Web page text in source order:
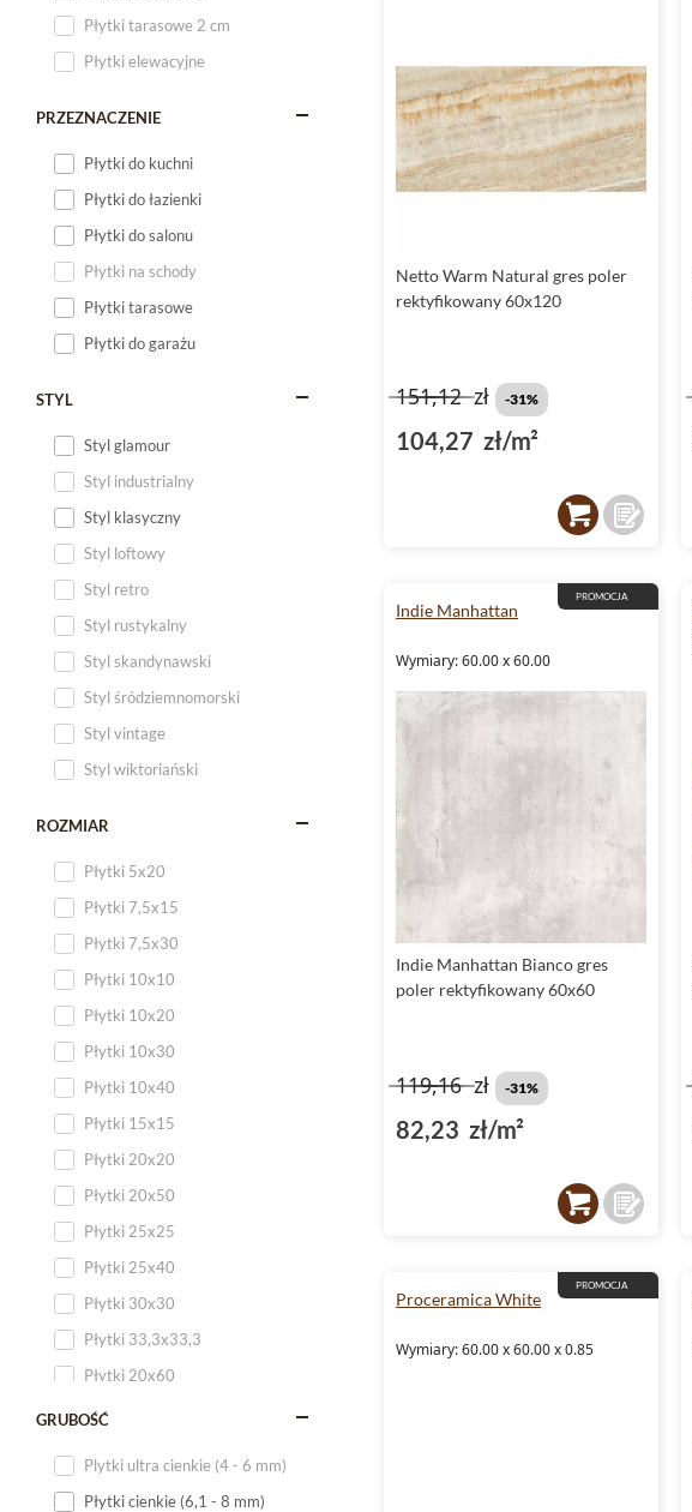
Płytki tarasowe 2 cm
Płytki elewacyjne
PRZEZNACZENIE
Płytki do kuchni
Płytki do łazienki
Płytki do salonu
Płytki na schody
Płytki tarasowe
Płytki do garażu
STYL
Styl glamour
Styl industrialny
Styl klasyczny
Styl loftowy
Styl retro
Styl rustykalny
Styl skandynawski
Styl śródziemnomorski
Styl vintage
Styl wiktoriański
ROZMIAR
Płytki 5x20
Płytki 7,5x15
Płytki 7,5x30
Płytki 10x10
Płytki 10x20
Płytki 10x30
Płytki 10x40
Płytki 15x15
Płytki 20x20
Płytki 20x50
Płytki 25x25
Płytki 25x40
Płytki 30x30
Płytki 33,3x33,3
Płytki 20x60
Płytki 20x120
GRUBOŚĆ
Plytki ultra cienkie (4 - 6 mm)
Płytki cienkie (6,1 - 8 mm)
Netto Warm Natural gres poler
rektyfikowany 60x120
151,12zł -31%
104,27 zł/m²
PROMOCJA
Indie Manhattan
Wymiary: 60.00 x 60.00
Indie Manhattan Bianco gres
poler rektyfikowany 60x60
119,16zł -31%
82,23 zł/m²
PROMOCJA
Proceramica White
Wymiary: 60.00 x 60.00 x 0.85